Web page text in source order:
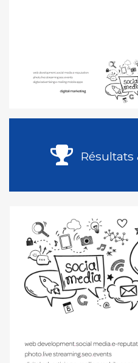
Résultats